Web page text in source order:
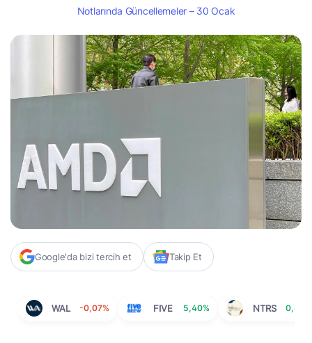
Notlarında Güncellemeler – 30 Ocak
Google'da bizi tercih et Takip Et
WAL -0,07% FIVE 5,40% NTRS 0,61%